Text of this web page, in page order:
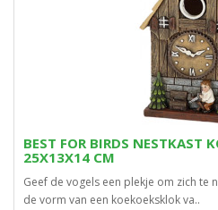
BEST FOR BIRDS NESTKAST
25X13X14 CM
Geef de vogels een plekje om zich te
de vorm van een koekoeksklok va..